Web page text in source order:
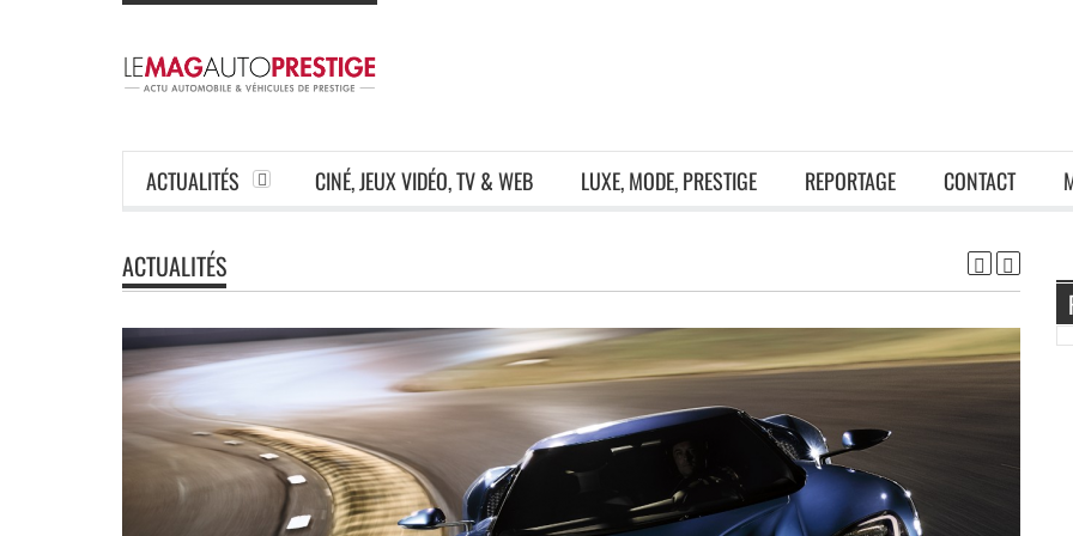
ACTUALITÉS CINÉ, JEUX VIDÉO, TV & WEB LUXE, MODE, PRESTIGE REPORTAGE CONTACT
ACTUALITÉS